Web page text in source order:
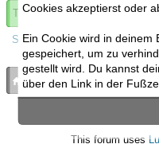
Cookies akzeptierst oder
Ein Cookie wird in deinem
gespeichert, um zu
gestellt wird. Du kannst
über den Link in der
Thema abonnieren
Spoilers
bronies.de
Zur
This forum uses